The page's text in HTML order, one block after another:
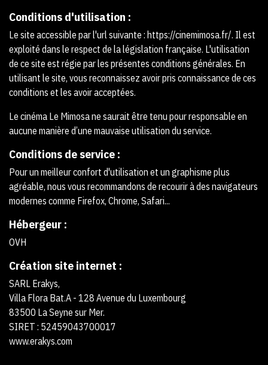
Conditions d'utilisation :
Le site accessible par l'url suivante : https://cinemimosa.fr/. Il est
exploité dans le respect de la législation française. L'utilisation
de ce site est régie par les présentes conditions générales. En
utilisant le site, vous reconnaissez avoir pris connaissance de ces
conditions et les avoir acceptées.
Le cinéma Le Mimosa ne saurait être tenu pour responsable en
aucune manière d’une mauvaise utilisation du service.
Conditions de service :
Pour un meilleur confort d'utilisation et un graphisme plus
agréable, nous vous recommandons de recourir à des navigateurs
modernes comme Firefox, Chrome, Safari...
Hébergeur :
OVH
Création site internet :
SARL Erakys,
Villa Flora Bat.A - 128 Avenue du Luxembourg
83500 La Seyne sur Mer.
SIRET : 52459043700017
www.erakys.com